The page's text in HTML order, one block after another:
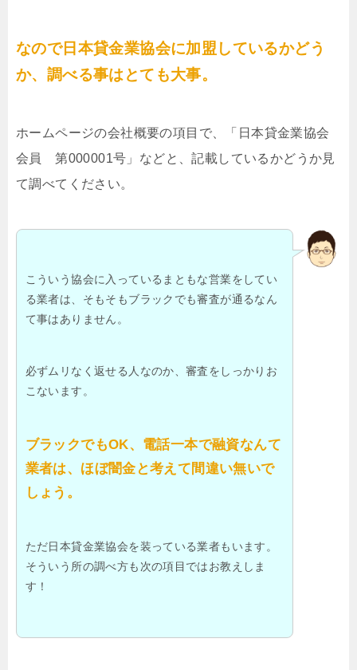
なので日本貸金業協会に加盟しているかどう
か、調べる事はとても大事。
ホームページの会社概要の項目で、「日本貸金業協会
会員 第000001号」などと、記載しているかどうか見
て調べてください。
こういう協会に入っているまともな営業をしてい
る業者は、そもそもブラックでも審査が通るなん
て事はありません。
必ずムリなく返せる人なのか、審査をしっかりお
こないます。
ブラックでもOK、電話一本で融資なんて
業者は、ほぼ闇金と考えて間違い無いで
しょう。
ただ日本貸金業協会を装っている業者もいます。
そういう所の調べ方も次の項目ではお教えしま
す！